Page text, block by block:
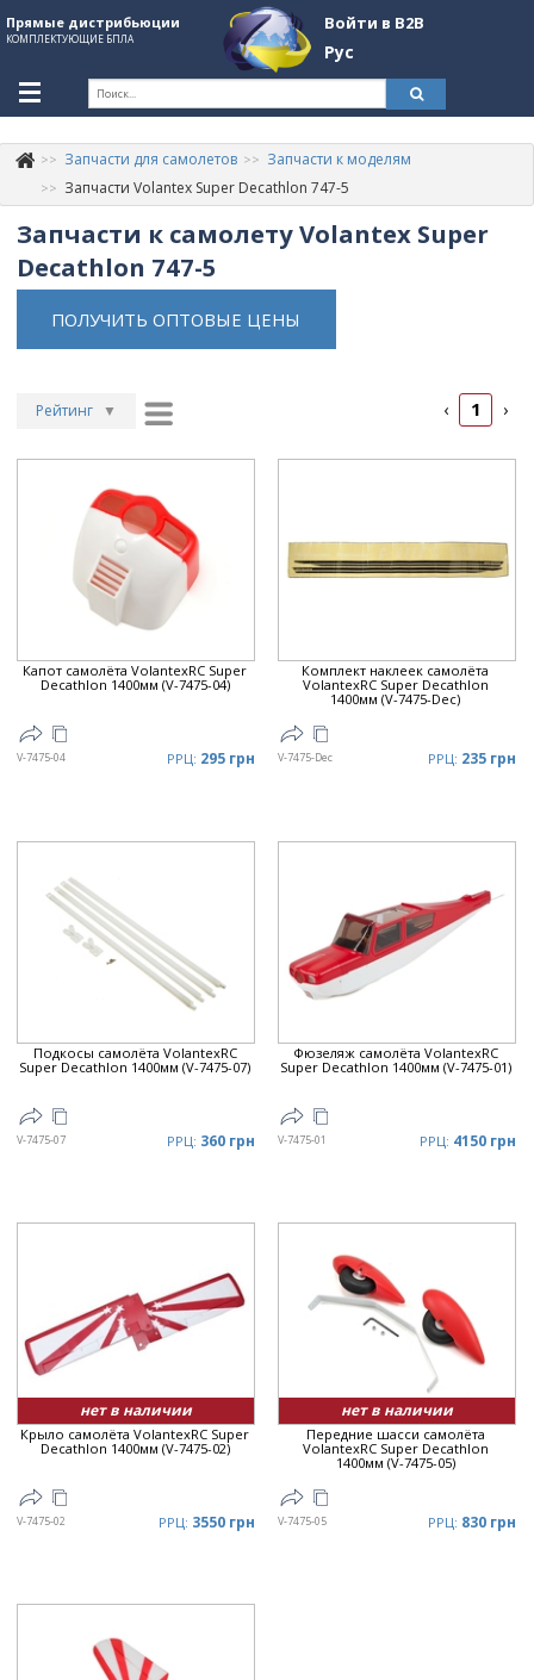
Прямые дистрибьюции
КОМПЛЕКТУЮЩИЕ БПЛА
Войти в B2B
Рус
+380507774092
Информация о компании
About Company
Обзоры
Бренды
Войти в B2B
Стать партнером
Запчасти для самолетов
Запчасти к моделям
Запчасти Volantex Super Decathlon 747-5
Запчасти к самолету Volantex Super
Decathlon 747-5
ПОЛУЧИТЬ ОПТОВЫЕ ЦЕНЫ
Рейтинг ▼
▼
Цена
▲
Цена ▼
‹ 1 ›
Капот самолёта VolantexRC Super
Decathlon 1400мм (V-7475-04)
V-7475-04 РРЦ: 295 грн
Комплект наклеек самолёта
VolantexRC Super Decathlon
1400мм (V-7475-Dec)
V-7475-Dec РРЦ: 235 грн
Подкосы самолёта VolantexRC
Super Decathlon 1400мм (V-7475-07)
V-7475-07 РРЦ: 360 грн
Фюзеляж самолёта VolantexRC
Super Decathlon 1400мм (V-7475-01)
V-7475-01 РРЦ: 4150 грн
нет в наличии
Крыло самолёта VolantexRC Super
Decathlon 1400мм (V-7475-02)
V-7475-02 РРЦ: 3550 грн
нет в наличии
Передние шасси самолёта
VolantexRC Super Decathlon
1400мм (V-7475-05)
V-7475-05 РРЦ: 830 грн